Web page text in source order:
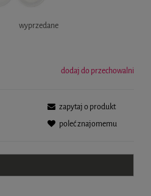
wyprzedane
dodaj do przechowalni
zapytaj o produkt
poleć znajomemu